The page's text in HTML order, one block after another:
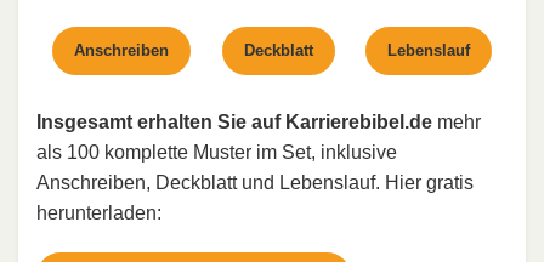
Anschreiben Deckblatt Lebenslauf
Insgesamt erhalten Sie auf Karrierebibel.de mehr
als 100 komplette Muster im Set, inklusive
Anschreiben, Deckblatt und Lebenslauf. Hier gratis
herunterladen: